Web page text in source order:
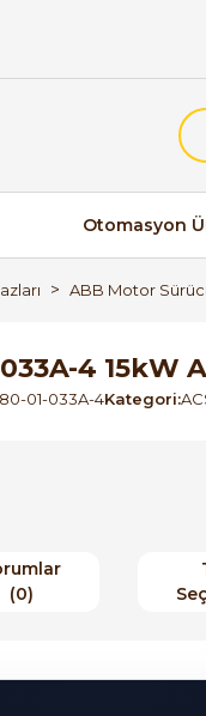
Otomasyon
ABB Motor
033A-4
01-033A-4Kategori
(0)